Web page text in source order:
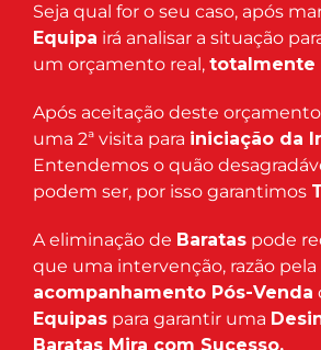
Seja qual for o seu caso, após
Equipa irá analisar a situação
um orçamento real, totalmente
Após aceitação deste
uma 2ª visita para iniciação da
Entendemos o quão
podem ser, por isso garantimos
A eliminação de Baratas pode
que uma intervenção, razão
acompanhamento Pós-Venda
Equipas para garantir uma
Baratas Mira com Sucesso.